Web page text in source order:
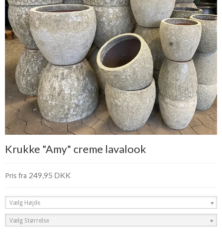
Krukke "Amy" creme lavalook
Pris fra 249,95 DKK
Vælg Højde
Vælg Størrelse